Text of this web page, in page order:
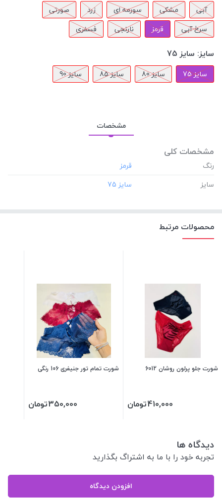
آبی مشکی سورمه ای زرد
صورتی
سرخ آبی
قرمز نارنجی فسفری
سایز: سایز 75
سایز 75 سایز 80 سایز 85 سایز 90
مشخصات
مشخصات کلی
رنگ
سایز
محصولات مرتبط
شورت جلو پرلون روشان 6012
410,000تومان
شورت تمام تور جنیفری 106 رنگی
350,000تومان
دیدگاه ها
تجربه خود را با ما به اشتراگ بگذارید
افزودن دیدگاه